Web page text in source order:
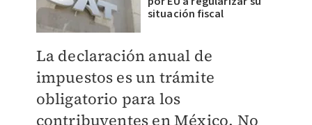
situación fiscal
La declaración anual de
impuestos es un trámite
obligatorio para los
contribuyentes en México. No